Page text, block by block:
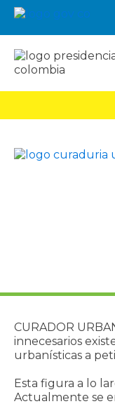
CURADOR
innecesarios
urbanísticas a
Esta figura a lo
Actualmente se